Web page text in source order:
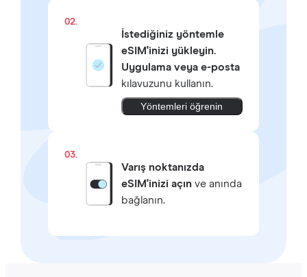
02.
İstediğiniz yöntemle
eSIM'inizi yükleyin.
Uygulama veya e-posta
kılavuzunu kullanın.
Yöntemleri öğrenin
03.
Varış noktanızda
eSIM'inizi açınve anında
bağlanın.